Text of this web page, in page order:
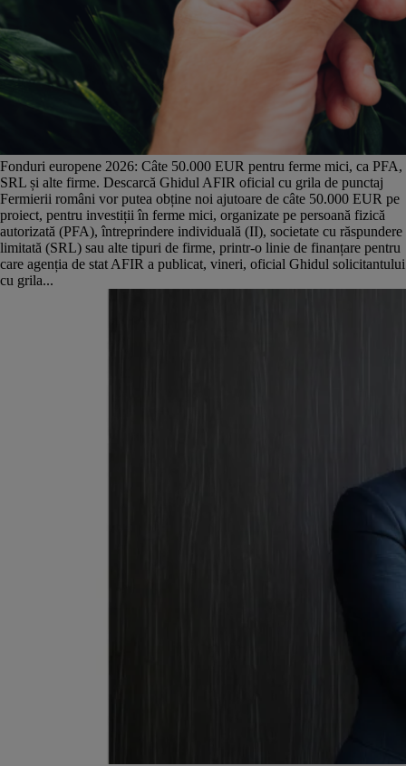
Fonduri europene 2026: Câte 50.000 EUR pentru ferme mici, ca PFA,
SRL și alte firme. Descarcă Ghidul AFIR oficial cu grila de punctaj
Fermierii români vor putea obține noi ajutoare de câte 50.000 EUR pe
proiect, pentru investiții în ferme mici, organizate pe persoană fizică
autorizată (PFA), întreprindere individuală (II), societate cu răspundere
limitată (SRL) sau alte tipuri de firme, printr-o linie de finanțare pentru
care agenția de stat AFIR a publicat, vineri, oficial Ghidul solicitantului
cu grila...